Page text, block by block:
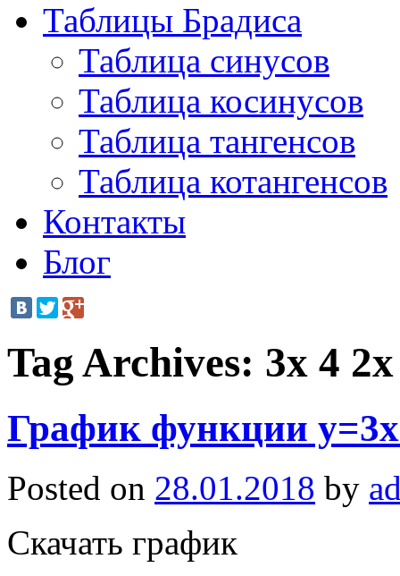
Таблицы Брадиса
Таблица синусов
Таблица косинусов
Таблица тангенсов
Таблица котангенсов
Контакты
Блог
Tag Archives: 3x 4
График функции
Posted on 28.01.2018 by
Скачать график